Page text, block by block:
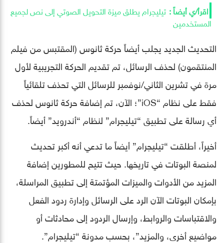
تيليجرام يطلق ميزة التحويل الصوتي إلى نص لجميع
المستخدمين
التحديث الجديد يجلب أيضاً حركة ثانوس (المقتبس من فيلم
المنتقمون) لحذف الرسائل، تم تقديم الحركة التجريبية لأول
مرة في تشرين الثاني/نوفمبر للرسائل التي تحذف تلقائياً
فقط على نظام “iOS”؛ الآن، تم إضافة حركة ثانوس لحذف
أي رسالة على تطبيق “تيليجرام” لنظام “أندرويد” أيضاً.
أخيراً، أطلقت “تيليجرام” أيضاً ما تدعي أنه أكبر تحديث
لمنصة البوتات في تاريخها. حيث تتيح للمطورين إضافة
المزيد من الأدوات والميزات المؤتمتة إلى تطبيق المراسلة،
بإمكان البوتات الآن الرد على الرسائل وإدارة ردود الفعل
والاقتباسات والروابط، وإرسال الردود إلى محادثات أو
مواضيع أخرى، والمزيد”، بحسب مدونة “تيليجرام”.